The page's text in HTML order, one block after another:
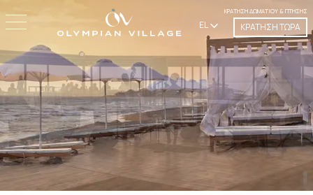
EL
ΚΡΆΤΗΣΗ ΔΩΜΑΤΊΟΥ & ΠΤΉΣΗΣ
ΚΡΑΤΗΣΗ ΤΩΡΑ